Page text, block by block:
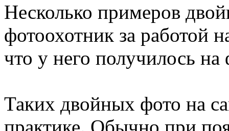
Несколько примеров
фотоохотник за работой
что у него получилось на
Таких двойных фото на
практике. Обычно при